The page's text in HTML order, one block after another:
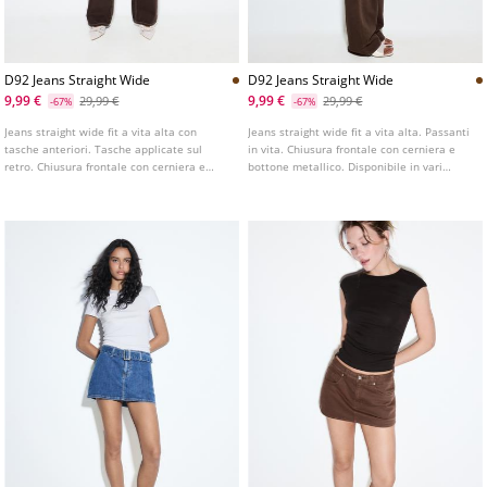
D92 Jeans Straight Wide
9,99 €
-67% 29,99 €
Jeans straight wide fit a vita alta con
tasche anteriori. Tasche applicate sul
retro. Chiusura frontale con cerniera e
D92 Jeans Straight Wide
9,99 €
-67% 29,99 €
Jeans straight wide fit a vita alta. Passanti
in vita. Chiusura frontale con cerniera e
bottone metallico. Disponibile in vari